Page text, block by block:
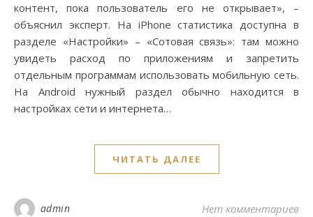
контент, пока пользователь его не открывает», –
объяснил эксперт. На iPhone статистика доступна в
разделе «Настройки» – «Сотовая связь»: там можно
увидеть расход по приложениям и запретить
отдельным программам использовать мобильную сеть.
На Android нужный раздел обычно находится в
настройках сети и интернета…
ЧИТАТЬ ДАЛЕЕ
admin Нет комментариев